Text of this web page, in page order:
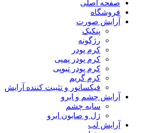
صفحه اصلی
فروشگاه
آرایش صورت
پنکیک
رژگونه
کرم پودر
کرم پودر پمپی
کرم پودر تیوپی
کرم گریم
فیکساتور و تثبیت کننده آرایش
آرایش چشم و ابرو
سایه چشم
ژل و صابون ابرو
آرایش لب